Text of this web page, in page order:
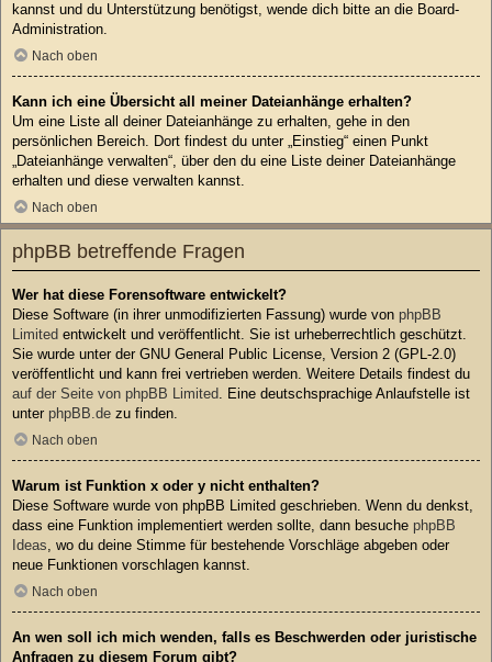
kannst und du Unterstützung benötigst, wende dich bitte an die Board-
Administration.
Nach oben
Kann ich eine Übersicht all meiner Dateianhänge erhalten?
Um eine Liste all deiner Dateianhänge zu erhalten, gehe in den
persönlichen Bereich. Dort findest du unter „Einstieg“ einen Punkt
„Dateianhänge verwalten“, über den du eine Liste deiner Dateianhänge
erhalten und diese verwalten kannst.
Nach oben
phpBB betreffende Fragen
Wer hat diese Forensoftware entwickelt?
Diese Software (in ihrer unmodifizierten Fassung) wurde von phpBB
Limited entwickelt und veröffentlicht. Sie ist urheberrechtlich geschützt.
Sie wurde unter der GNU General Public License, Version 2 (GPL-2.0)
veröffentlicht und kann frei vertrieben werden. Weitere Details findest du
auf der Seite von phpBB Limited. Eine deutschsprachige Anlaufstelle ist
unter phpBB.de zu finden.
Nach oben
Warum ist Funktion x oder y nicht enthalten?
Diese Software wurde von phpBB Limited geschrieben. Wenn du denkst,
dass eine Funktion implementiert werden sollte, dann besuche phpBB
Ideas, wo du deine Stimme für bestehende Vorschläge abgeben oder
neue Funktionen vorschlagen kannst.
Nach oben
An wen soll ich mich wenden, falls es Beschwerden oder juristische
Anfragen zu diesem Forum gibt?